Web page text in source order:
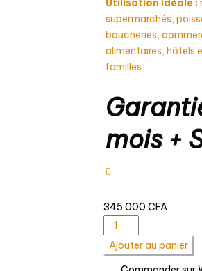
Utilisation idéale :
supermarchés,
boucheries,
alimentaires, hôtels
familles
mois +
345 000 CFA
quantité
de
CONGELATEUR
Ajouter au panier